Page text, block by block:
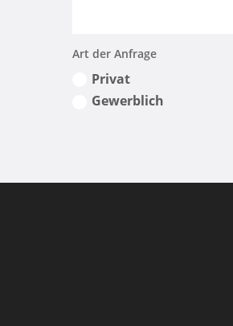
Art der Anfrage
Privat
Gewerblich